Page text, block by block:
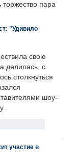
торжество пара
"Удивило
свою
делилась, с
столкнуться
шоу-
участие в